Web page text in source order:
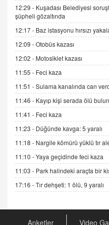
ADEM AKÖL
Esed
Sednaya
11.12.2024 12:30
DR. EKREM
Gerçek Ne,
Cümlesinin
19.07.2025 12:45
GÖNÜL
Şifacının Yolu
04.11.2025 12:56
AV. RÜMEYSA
Kira
Arabulucuya
CAN UĞURATEŞ
12:29 - Kuşadası Belediyesi
şüpheli gözaltında
12:17 - Baz istasyonu hırsızı
12:09 -Otobüs kazası
12:02 - Motosiklet kazası
11:55 - Feci kaza
11:51 -Sulama kanalında can
11:46 - Kayıp kişi serada ölü
11:41 - Feci kaza
11:23 - Düğünde kavga: 5 yaralı
11:18 - Nargile kömürü yüklü tır
11:10 -Yaya geçidinde feci kaza
11:03 - Park halindeki araçta bir
17:16 -Tır dehşeti: 1 ölü, 9 yaralı
Anketler Video